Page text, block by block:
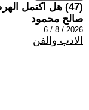
(47) هل اكتمل الهرم؟!!!
صالح محمود
2026 / 8 / 6
الادب والفن